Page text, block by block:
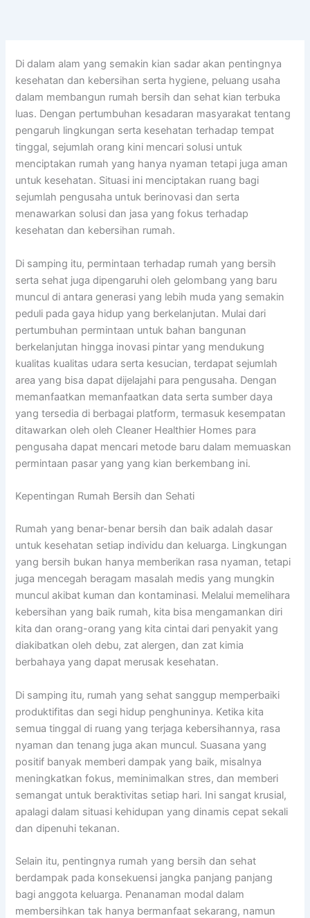
Di dalam alam yang semakin kian sadar akan pentingnya
kesehatan dan kebersihan serta hygiene, peluang usaha
dalam membangun rumah bersih dan sehat kian terbuka
luas. Dengan pertumbuhan kesadaran masyarakat tentang
pengaruh lingkungan serta kesehatan terhadap tempat
tinggal, sejumlah orang kini mencari solusi untuk
menciptakan rumah yang hanya nyaman tetapi juga aman
untuk kesehatan. Situasi ini menciptakan ruang bagi
sejumlah pengusaha untuk berinovasi dan serta
menawarkan solusi dan jasa yang fokus terhadap
kesehatan dan kebersihan rumah.
Di samping itu, permintaan terhadap rumah yang bersih
serta sehat juga dipengaruhi oleh gelombang yang baru
muncul di antara generasi yang lebih muda yang semakin
peduli pada gaya hidup yang berkelanjutan. Mulai dari
pertumbuhan permintaan untuk bahan bangunan
berkelanjutan hingga inovasi pintar yang mendukung
kualitas kualitas udara serta kesucian, terdapat sejumlah
area yang bisa dapat dijelajahi para pengusaha. Dengan
memanfaatkan memanfaatkan data serta sumber daya
yang tersedia di berbagai platform, termasuk kesempatan
ditawarkan oleh oleh Cleaner Healthier Homes para
pengusaha dapat mencari metode baru dalam memuaskan
permintaan pasar yang yang kian berkembang ini.
Kepentingan Rumah Bersih dan Sehati
Rumah yang benar-benar bersih dan baik adalah dasar
untuk kesehatan setiap individu dan keluarga. Lingkungan
yang bersih bukan hanya memberikan rasa nyaman, tetapi
juga mencegah beragam masalah medis yang mungkin
muncul akibat kuman dan kontaminasi. Melalui memelihara
kebersihan yang baik rumah, kita bisa mengamankan diri
kita dan orang-orang yang kita cintai dari penyakit yang
diakibatkan oleh debu, zat alergen, dan zat kimia
berbahaya yang dapat merusak kesehatan.
Di samping itu, rumah yang sehat sanggup memperbaiki
produktifitas dan segi hidup penghuninya. Ketika kita
semua tinggal di ruang yang terjaga kebersihannya, rasa
nyaman dan tenang juga akan muncul. Suasana yang
positif banyak memberi dampak yang baik, misalnya
meningkatkan fokus, meminimalkan stres, dan memberi
semangat untuk beraktivitas setiap hari. Ini sangat krusial,
apalagi dalam situasi kehidupan yang dinamis cepat sekali
dan dipenuhi tekanan.
Selain itu, pentingnya rumah yang bersih dan sehat
berdampak pada konsekuensi jangka panjang panjang
bagi anggota keluarga. Penanaman modal dalam
membersihkan tak hanya bermanfaat sekarang, namun